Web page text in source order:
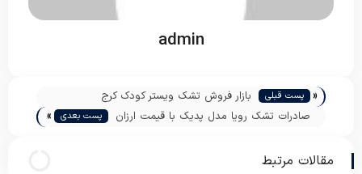
admin
« پست قبلی
بازار فروش تشک ویستر کودک کرج
صادرات تشک رویا مدل پدیک با قیمت ارزان
پست بعدی »
مقالات مرتبط